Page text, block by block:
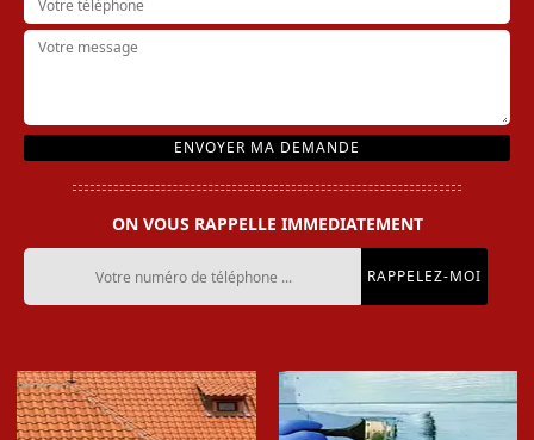
ON VOUS RAPPELLE IMMEDIATEMENT